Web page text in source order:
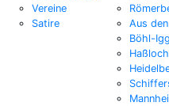
Vereine
Satire
Aus
Böhl-
Haßloch